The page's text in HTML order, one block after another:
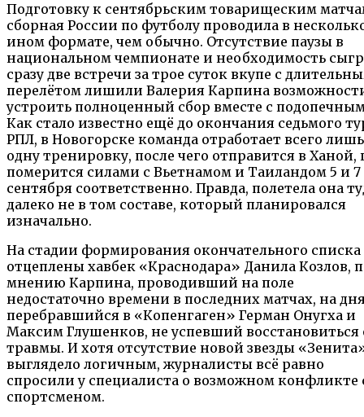
Подготовку к сентябрьским товарищеским
сборная России по футболу проводила в
ином формате, чем обычно. Отсутствие паузы в
национальном чемпионате и необходимость
сразу две встречи за трое суток вкупе с
перелётом лишили Валерия Карпина
устроить полноценный сбор вместе с
Как стало известно ещё до окончания седьмого
РПЛ, в Новогорске команда отработает всего лишь
одну тренировку, после чего отправится в Ханой,
померится силами с Вьетнамом и Таиландом 5 и 7
сентября соответственно. Правда, полетела она
далеко не в том составе, который планировался
изначально.
На стадии формирования окончательного списка
отцеплены хавбек «Краснодара» Данила Козлов,
мнению Карпина, проводивший на поле
недостаточно времени в последних матчах, на
перебравшийся в «Копенгаген» Герман Онугха и
Максим Глушенков, не успевший восстановиться
травмы. И хотя отсутствие новой звезды
выглядело логичным, журналисты всё равно
спросили у специалиста о возможном конфликте
спортсменом.